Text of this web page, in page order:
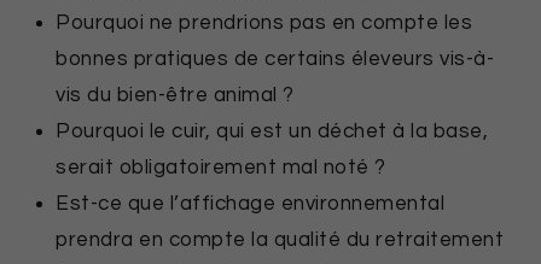
Pourquoi ne prendrions pas en compte les
bonnes pratiques de certains éleveurs vis-à-
vis du bien-être animal ?
Pourquoi le cuir, qui est un déchet à la base,
serait obligatoirement mal noté ?
Est-ce que l’affichage environnemental
prendra en compte la qualité du retraitement